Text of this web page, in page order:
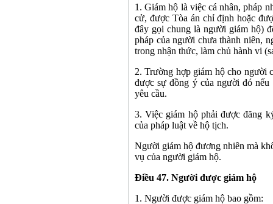
1. Giám hộ là việc cá nhân, pháp
cử, được Tòa án chỉ định hoặc
đây gọi chung là người giám hộ)
pháp của người chưa thành niên,
trong nhận thức, làm chủ hành vi
2. Trường hợp giám hộ cho người
được sự đồng ý của người đó
yêu cầu.
3. Việc giám hộ phải được đăng
của pháp luật về hộ tịch.
Người giám hộ đương nhiên mà
vụ của người giám hộ.
Điều 47. Người được giám hộ
1. Người được giám hộ bao gồm: